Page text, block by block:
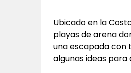
Ubicado en la
playas de arena
una escapada con
algunas ideas para